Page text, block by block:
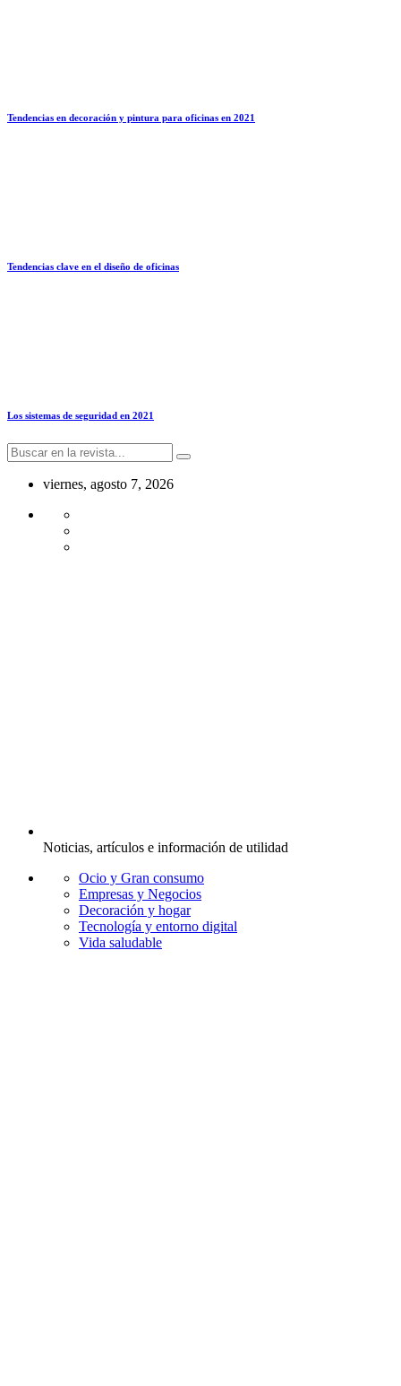
Tendencias en decoración y pintura para oficinas en 2021
Tendencias clave en el diseño de oficinas
Los sistemas de seguridad en 2021
viernes, agosto 7, 2026
Noticias, artículos e información de utilidad
Ocio y Gran consumo
Empresas y Negocios
Decoración y hogar
Tecnología y entorno digital
Vida saludable